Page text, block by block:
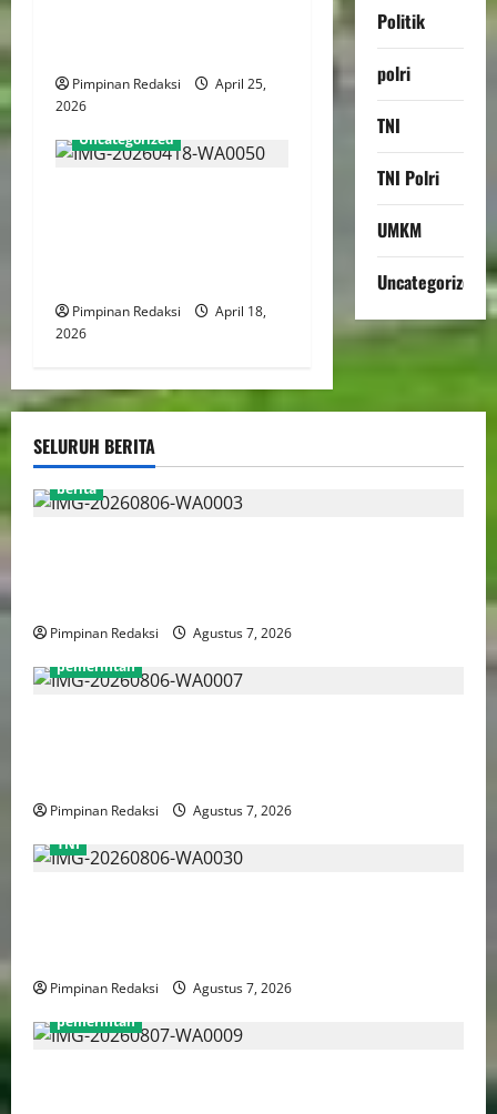
Pimpinan Redaksi
April 25,
2026
Uncategorized
Pimpinan Redaksi
April 18,
2026
Politik
polri
TNI
TNI Polri
UMKM
Uncategorized
SELURUH BERITA
berita
Pimpinan Redaksi
Agustus 7, 2026
pemerintah
Pimpinan Redaksi
Agustus 7, 2026
TNI
Pimpinan Redaksi
Agustus 7, 2026
pemerintah